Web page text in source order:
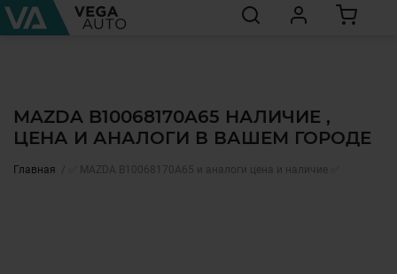
MAZDA B10068170A65 НАЛИЧИЕ ,
ЦЕНА И АНАЛОГИ В ВАШЕМ ГОРОДЕ
Главная ✅ MAZDA B10068170A65 и аналоги цена и наличие ✅